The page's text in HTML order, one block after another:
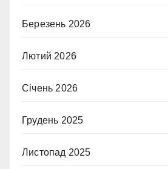
Березень 2026
Лютий 2026
Січень 2026
Грудень 2025
Листопад 2025